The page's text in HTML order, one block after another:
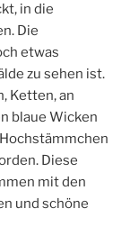
in die
Die
etwas
zu sehen ist.
Ketten, an
blaue Wicken
Diese
mit den
und schöne